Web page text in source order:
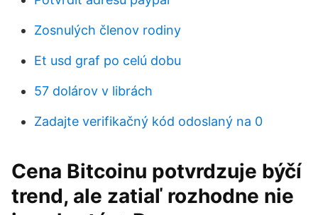
Zosnulých členov rodiny
Et usd graf po celú dobu
57 dolárov v librách
Zadajte verifikačný kód odoslaný na 0
Cena Bitcoinu potvrdzuje býčí
trend, ale zatiaľ rozhodne nie